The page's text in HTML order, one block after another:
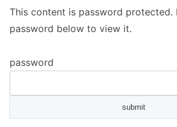
This content is password protected.
password below to view it.
password